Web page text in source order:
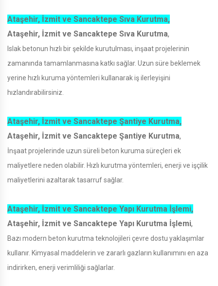
Ataşehir, İzmit ve Sancaktepe Sıva Kurutma,
Ataşehir, İzmit ve Sancaktepe Sıva Kurutma,
Islak betonun hızlı bir şekilde kurutulması, inşaat projelerinin
zamanında tamamlanmasına katkı sağlar. Uzun süre beklemek
yerine hızlı kuruma yöntemleri kullanarak iş ilerleyişini
hızlandırabilirsiniz.
Ataşehir, İzmit ve Sancaktepe Şantiye Kurutma,
Ataşehir, İzmit ve Sancaktepe Şantiye Kurutma,
İnşaat projelerinde uzun süreli beton kuruma süreçleri ek
maliyetlere neden olabilir. Hızlı kurutma yöntemleri, enerji ve işçilik
maliyetlerini azaltarak tasarruf sağlar.
Ataşehir, İzmit ve Sancaktepe Yapı Kurutma İşlemi,
Ataşehir, İzmit ve Sancaktepe Yapı Kurutma İşlemi,
Bazı modern beton kurutma teknolojileri çevre dostu yaklaşımlar
kullanır. Kimyasal maddelerin ve zararlı gazların kullanımını en aza
indirirken, enerji verimliliği sağlarlar.